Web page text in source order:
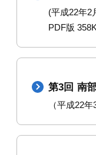
(平成22年
PDF版
第3回 南
（平成22